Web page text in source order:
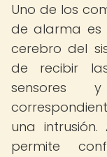
Uno de los
de alarma es
cerebro del
de recibir
sensores
una
permite